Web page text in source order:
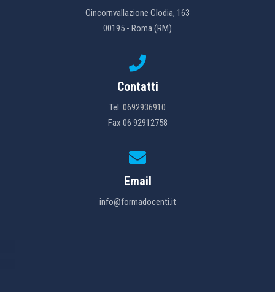
Cincornvallazione Clodia, 163
00195 - Roma (RM)
Contatti
Tel. 0692936910
Fax 06 92912758
Email
info@formadocenti.it